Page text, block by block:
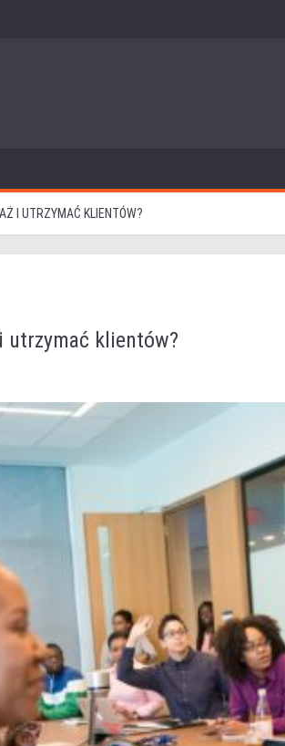
I UTRZYMAĆ KLIENTÓW?
utrzymać klientów?